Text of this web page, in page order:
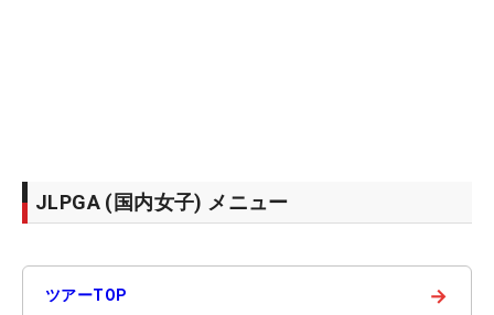
JLPGA (国内女子) メニュー
ツアーTOP →